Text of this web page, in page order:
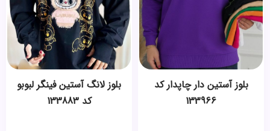
بلوز آستین دار چاپدار کد
133966
بلوز لانگ آستین فینگر لبوبو
کد 133883